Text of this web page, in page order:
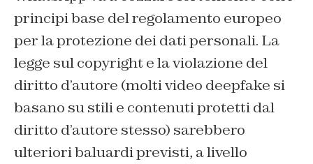
principi base del regolamento europeo
per la protezione dei dati personali. La
legge sul copyright e la violazione del
diritto d’autore (molti video deepfake si
basano su stili e contenuti protetti dal
diritto d’autore stesso) sarebbero
ulteriori baluardi previsti, a livello